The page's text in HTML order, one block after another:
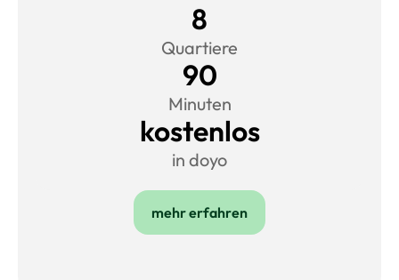
8
Quartiere
90
Minuten
kostenlos
in doyo
mehr erfahren